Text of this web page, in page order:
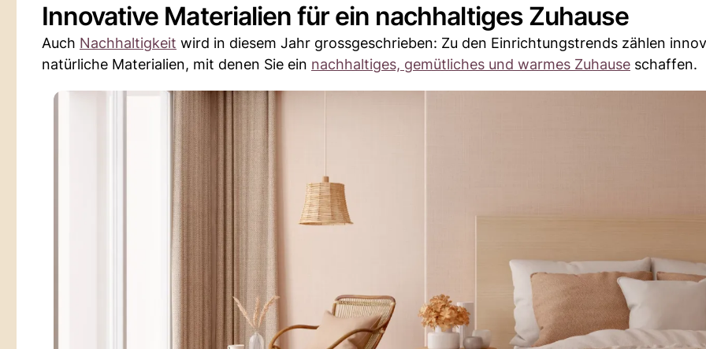
Innovative Materialien für ein nachhaltiges Zuhause
Auch Nachhaltigkeit wird in diesem Jahr grossgeschrieben: Zu den Einrichtungstrends zählen
natürliche Materialien, mit denen Sie ein nachhaltiges, gemütliches und warmes Zuhause schaffen.